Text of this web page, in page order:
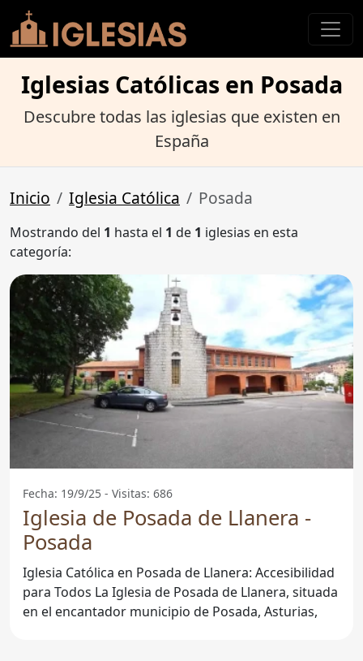
Iglesias Católicas en Posada
Descubre todas las iglesias que existen en
España
Inicio Iglesia Católica Posada
Mostrando del 1 hasta el 1 de 1 iglesias en esta
categoría:
Fecha: 19/9/25 - Visitas: 686
Iglesia de Posada de Llanera -
Posada
Iglesia Católica en Posada de Llanera: Accesibilidad
para Todos La Iglesia de Posada de Llanera, situada
en el encantador municipio de Posada, Asturias,